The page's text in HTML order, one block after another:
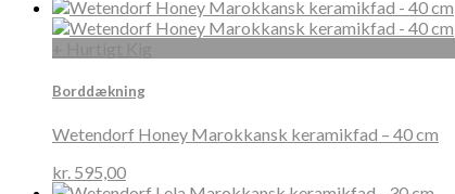
Borddækning
Wetendorf Honey Marokkansk keramikfad – 40 cm
kr. 595,00